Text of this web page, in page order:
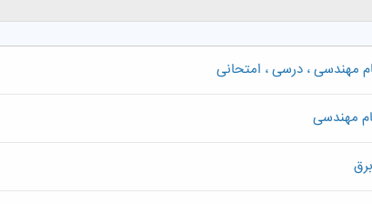
مهندسی ، درسی ، امتحانی
مهندسی